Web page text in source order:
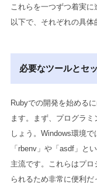
これらを一つずつ着実に
以下で、それぞれの具体
必要なツールとセ
Rubyでの開発を始める
ます。まず、プログラ
しょう。Windows環境
「rbenv」や「asdf」と
主流です。これらはプ
られるため非常に便利だ